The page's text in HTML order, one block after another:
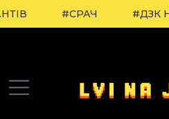
#СРАЧ #ДЗК